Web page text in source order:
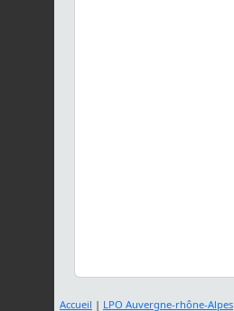
Accueil | LPO Auvergne-rhône-Alpes